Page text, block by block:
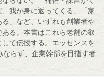
我が身に返ってくる」「家
」など、いずれも創業者や
る。本書はこれら老舗の叡
て伝授する。エッセンスを
らず、企業幹部を目指す者